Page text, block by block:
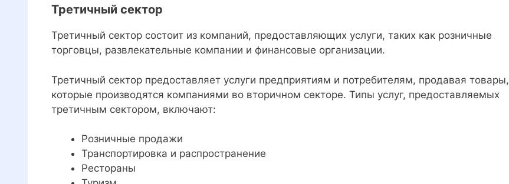
Третичный сектор
Третичный сектор состоит из компаний, предоставляющих услуги, таких как розничные
торговцы, развлекательные компании и финансовые организации.
Третичный сектор предоставляет услуги предприятиям и потребителям, продавая товары,
которые производятся компаниями во вторичном секторе. Типы услуг, предоставляемых
третичным сектором, включают:
Розничные продажи
Транспортировка и распространение
Рестораны